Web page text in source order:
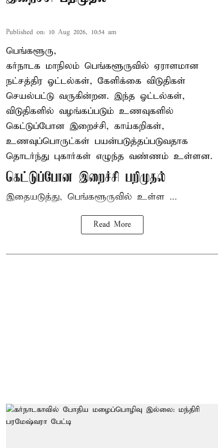
Published on: 10 Aug 2026, 10:54 am
பெங்களூரு,
கர்நாடக மாநிலம் பெங்களூருவில் ஏராளமான
நட்சத்திர ஓட்டல்கள், கேளிக்கை விடுதிகள்
செயல்பட்டு வருகின்றன. இந்த ஓட்டல்கள்,
விடுதிகளில் வழங்கப்படும் உணவுகளில்
கெட்டுப்போன இறைச்சி, காய்கறிகள்,
உணவுப்பொருட்கள் பயன்படுத்தப்படுவதாக
தொடர்ந்து புகார்கள் எழுந்த வண்ணம் உள்ளன.
கெட்டுப்போன இறைச்சி பறிமுதல்
இதையடுத்து, பெங்களூருவில் உள்ள ...
Read More